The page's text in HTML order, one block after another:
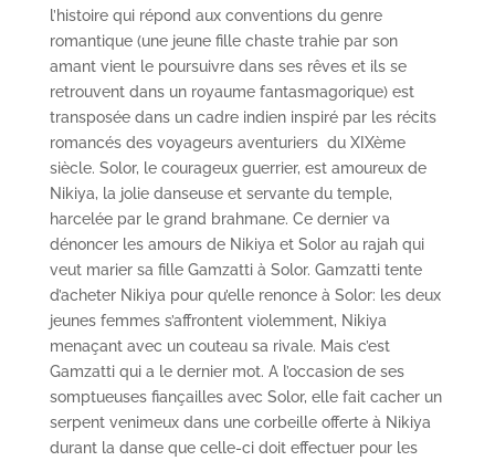
l’histoire qui répond aux conventions du genre
romantique (une jeune fille chaste trahie par son
amant vient le poursuivre dans ses rêves et ils se
retrouvent dans un royaume fantasmagorique) est
transposée dans un cadre indien inspiré par les récits
romancés des voyageurs aventuriers du XIXème
siècle. Solor, le courageux guerrier, est amoureux de
Nikiya, la jolie danseuse et servante du temple,
harcelée par le grand brahmane. Ce dernier va
dénoncer les amours de Nikiya et Solor au rajah qui
veut marier sa fille Gamzatti à Solor. Gamzatti tente
d’acheter Nikiya pour qu’elle renonce à Solor: les deux
jeunes femmes s’affrontent violemment, Nikiya
menaçant avec un couteau sa rivale. Mais c’est
Gamzatti qui a le dernier mot. A l’occasion de ses
somptueuses fiançailles avec Solor, elle fait cacher un
serpent venimeux dans une corbeille offerte à Nikiya
durant la danse que celle-ci doit effectuer pour les